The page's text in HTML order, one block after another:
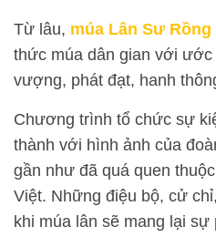
Từ lâu, múa Lân Sư Rồng
thức múa dân gian với
vượng, phát đạt, hanh
Chương trình tổ chức sự
thành với hình ảnh của
gần như đã quá quen
Việt. Những điệu bộ, cử
khi múa lân sẽ mang lại sự